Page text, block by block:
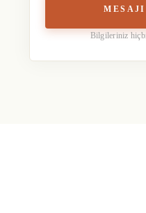
MESAJI
Bilgileriniz